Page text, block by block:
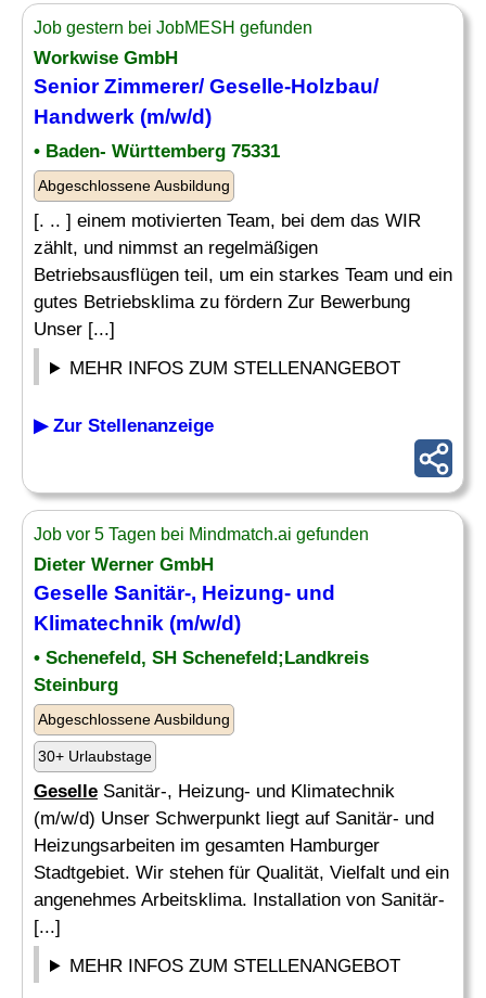
Job gestern bei JobMESH gefunden
Workwise GmbH
Senior Zimmerer/ Geselle-Holzbau/
Handwerk (m/w/d)
• Baden- Württemberg 75331
Abgeschlossene Ausbildung
[. .. ] einem motivierten Team, bei dem das WIR
zählt, und nimmst an regelmäßigen
Betriebsausflügen teil, um ein starkes Team und ein
gutes Betriebsklima zu fördern Zur Bewerbung
Unser [...]
MEHR INFOS ZUM STELLENANGEBOT
▶ Zur Stellenanzeige
Job vor 5 Tagen bei Mindmatch.ai gefunden
Dieter Werner GmbH
Geselle Sanitär-, Heizung- und
Klimatechnik (m/w/d)
• Schenefeld, SH Schenefeld;Landkreis
Steinburg
Abgeschlossene Ausbildung
30+ Urlaubstage
Geselle Sanitär-, Heizung- und Klimatechnik
(m/w/d) Unser Schwerpunkt liegt auf Sanitär- und
Heizungsarbeiten im gesamten Hamburger
Stadtgebiet. Wir stehen für Qualität, Vielfalt und ein
angenehmes Arbeitsklima. Installation von Sanitär-
[...]
MEHR INFOS ZUM STELLENANGEBOT